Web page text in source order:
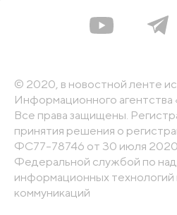
© 2020, в новостной ленте
Информационного агентства
Все права защищены.
принятия решения о
ФС77-78746 от 30 июля 2020
Федеральной службой по
информационных технологий
коммуникаций